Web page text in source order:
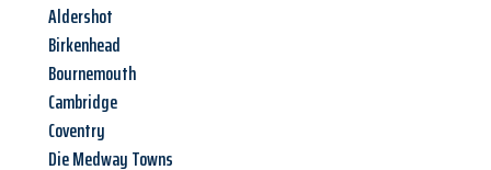
Aldershot
Birkenhead
Bournemouth
Cambridge
Coventry
Die Medway Towns